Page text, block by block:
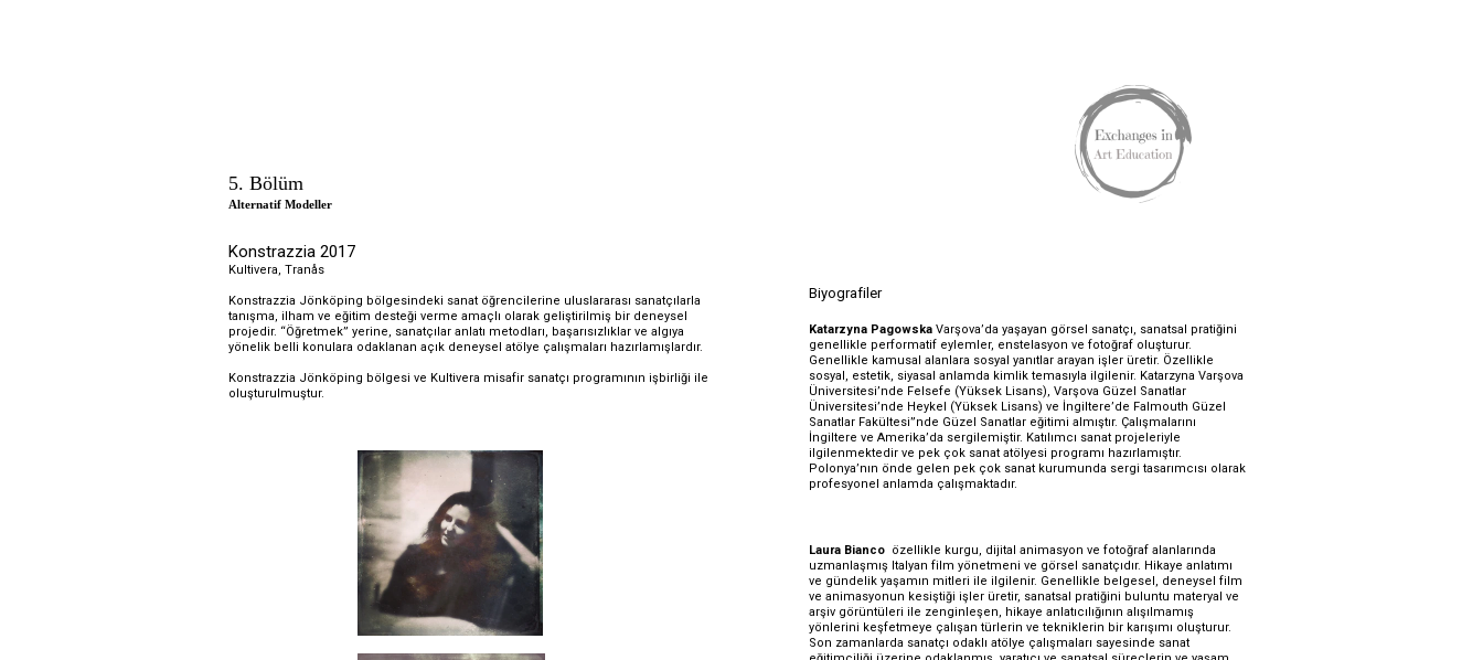
5. Bölüm
Alternatif Modeller
Konstrazzia 2017
Kultivera, Tranås
Konstrazzia Jönköping bölgesindeki sanat öğrencilerine uluslararası sanatçılarla
tanışma, ilham ve eğitim desteği verme amaçlı olarak geliştirilmiş bir deneysel
projedir. “Öğretmek” yerine, sanatçılar anlatı metodları, başarısızlıklar ve algıya
yönelik belli konulara odaklanan açık deneysel atölye çalışmaları hazırlamışlardır.
Konstrazzia Jönköping bölgesi ve Kultivera misafir sanatçı programının işbirliği ile
oluşturulmuştur.
Biyografiler
Katarzyna Pagowska Varşova’da yaşayan görsel sanatçı, sanatsal pratiğini
genellikle performatif eylemler, enstelasyon ve fotoğraf oluşturur.
Genellikle kamusal alanlara sosyal yanıtlar arayan işler üretir. Özellikle
sosyal, estetik, siyasal anlamda kimlik temasıyla ilgilenir. Katarzyna Varşova
Üniversitesi’nde Felsefe (Yüksek Lisans), Varşova Güzel Sanatlar
Üniversitesi’nde Heykel (Yüksek Lisans) ve İngiltere’de Falmouth Güzel
Sanatlar Fakültesi”nde Güzel Sanatlar eğitimi almıştır. Çalışmalarını
İngiltere ve Amerika’da sergilemiştir. Katılımcı sanat projeleriyle
ilgilenmektedir ve pek çok sanat atölyesi programı hazırlamıştır.
Polonya’nın önde gelen pek çok sanat kurumunda sergi tasarımcısı olarak
profesyonel anlamda çalışmaktadır.
Laura Bianco
  özellikle kurgu, dijital animasyon ve fotoğraf alanlarında
uzmanlaşmış Italyan film yönetmeni ve görsel sanatçıdır. Hikaye anlatımı
ve gündelik yaşamın mitleri ile ilgilenir. Genellikle belgesel, deneysel film
ve animasyonun kesiştiği işler üretir, sanatsal pratiğini buluntu materyal ve
arşiv görüntüleri ile zenginleşen, hikaye anlatıcılığının alışılmamış
yönlerini keşfetmeye çalışan türlerin ve tekniklerin bir karışımı oluşturur.
Son zamanlarda sanatçı odaklı atölye çalışmaları sayesinde sanat